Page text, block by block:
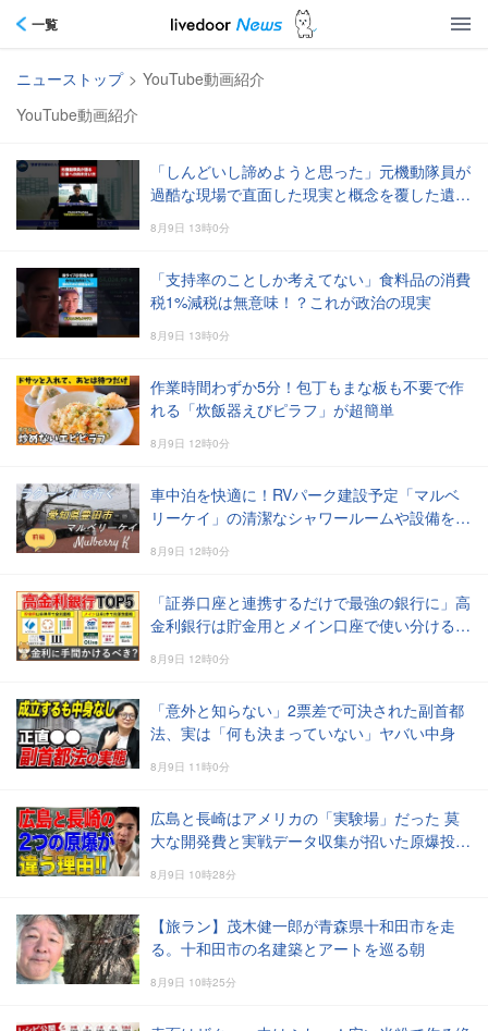
一覧
ニューストップ > YouTube動画紹介
YouTube動画紹介
「しんどいし諦めようと思った」元機動隊員が
過酷な現場で直面した現実と概念を覆した遺族
8月9日 13時0分
「支持率のことしか考えてない」食料品の消費
税1%減税は無意味！？これが政治の現実
8月9日 13時0分
作業時間わずか5分！包丁もまな板も不要で作
れる「炊飯器えびピラフ」が超簡単
8月9日 12時0分
車中泊を快適に！RVパーク建設予定「マルベ
リーケイ」の清潔なシャワールームや設備を大
8月9日 12時0分
「証券口座と連携するだけで最強の銀行に」高
金利銀行は貯金用とメイン口座で使い分けるの
8月9日 12時0分
「意外と知らない」2票差で可決された副首都
法、実は「何も決まっていない」ヤバい中身
8月9日 11時0分
広島と長崎はアメリカの「実験場」だった 莫
大な開発費と実戦データ収集が招いた原爆投下
8月9日 10時28分
【旅ラン】茂木健一郎が青森県十和田市を走
る。十和田市の名建築とアートを巡る朝
8月9日 10時25分